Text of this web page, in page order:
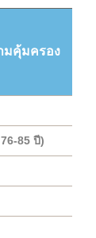
มคุ้มครอง
85 ปี)